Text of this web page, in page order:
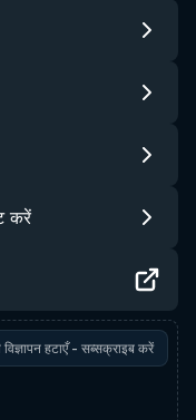
करें
विज्ञापन हटाएँ - सब्सक्राइब करें